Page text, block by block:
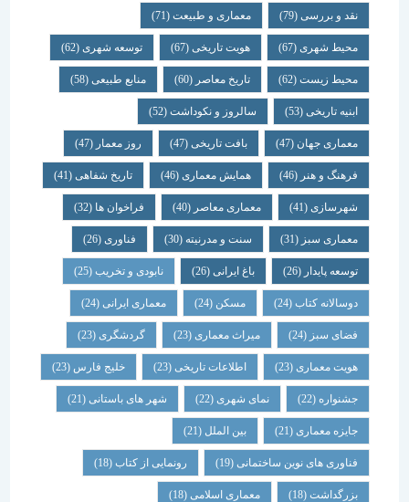
نقد و بررسی (79) معماری و طبیعت (71)
محیط شهری(67) هویت تاریخی(67) توسعه شهری(62)
محیط زیست(62) تاریخ معاصر(60) منابع طبیعی(58)
ابنیه تاریخی(53) سالروز و نکوداشت(52)
معماری جهان (47) بافت تاریخی(47) روز معمار(47)
فرهنگ و هنر(46) همایش معماری (46) تاریخ شفاهی (41)
شهرسازی(41) معماری معاصر(40) فراخوان ها(32)
معماری سبز(31) سنت و مدرنیته(30) فناوری (26)
توسعه پایدار(26) باغ ایرانی(26) نابودی و تخریب(25)
دوسالانه کتاب(24) مسکن (24) معماری ایرانی(24)
فضای سبز(24) میراث معماری (23) گردشگری (23)
هویت معماری (23) اطلاعات تاریخی(23) خلیج فارس(23)
جشنواره(22) نمای شهری(22) شهر های باستانی (21)
جایزه معماری (21) بین الملل(21)
فناوری های نوین ساختمانی(19) رونمایی از کتاب (18)
بزرگداشت (18) معماری اسلامی (18)